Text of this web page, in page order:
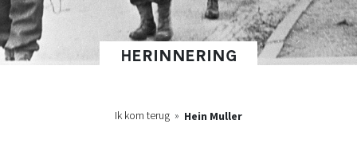
HERINNERING
Ik kom terug » Hein Muller